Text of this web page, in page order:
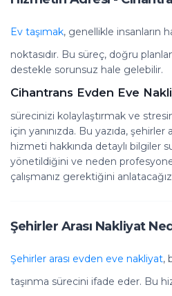
Ev taşımak, genellikle insanların
noktasıdır. Bu süreç, doğru
destekle sorunsuz hale gelebilir.
Cihantrans Evden Eve
sürecinizi kolaylaştırmak ve
için yanınızda. Bu yazıda,
hizmeti hakkında detaylı bilgiler
yönetildiğini ve neden
çalışmanız gerektiğini
Şehirler Arası Nakliyat
Şehirler arası evden eve nakliyat,
taşınma sürecini ifade eder. Bu